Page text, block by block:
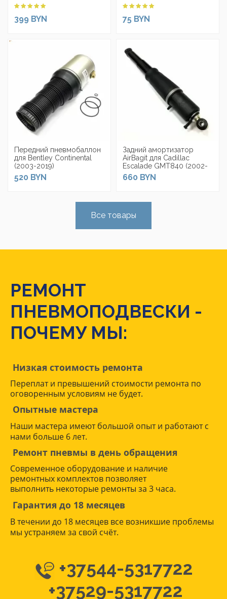
399 BYN 75 BYN
Передний пневмобаллон
для Bentley Continental
(2003-2019)
520 BYN
Задний амортизатор
AirBagit для Cadillac
Escalade GMT840 (2002-
2006)
660 BYN
Все товары
РЕМОНТ
ПНЕВМОПОДВЕСКИ -
ПОЧЕМУ МЫ:
Низкая стоимость ремонта
Переплат и превышений стоимости ремонта по
оговоренным условиям не будет.
Опытные мастера
Наши мастера имеют большой опыт и работают с
нами больше 6 лет.
Ремонт пневмы в день обращения
Современное оборудование и наличие
ремонтных комплектов позволяет
выполнить некоторые ремонты за 3 часа.
Гарантия до 18 месяцев
В течении до 18 месяцев все возникшие проблемы
мы устраняем за свой счёт.
+37544-5317722
+37529-5317722